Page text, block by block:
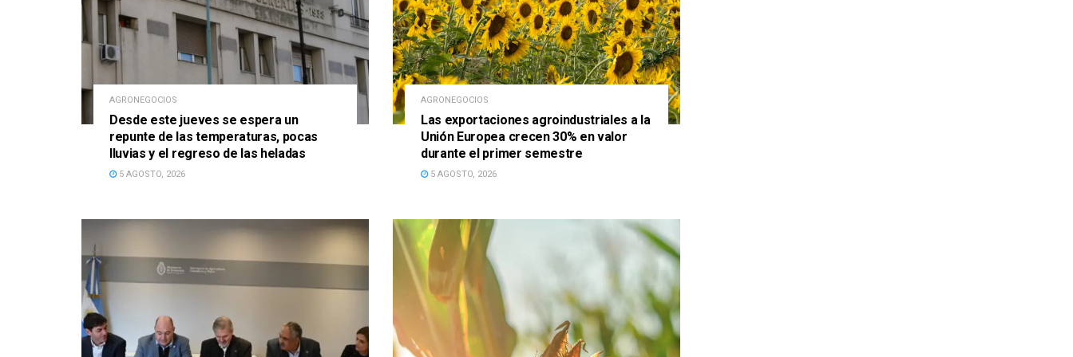
AGRONEGOCIOS
Desde este jueves se espera un
repunte de las temperaturas, pocas
lluvias y el regreso de las heladas
5 AGOSTO, 2026
AGRONEGOCIOS
Las exportaciones agroindustriales a la
Unión Europea crecen 30% en valor
durante el primer semestre
5 AGOSTO, 2026